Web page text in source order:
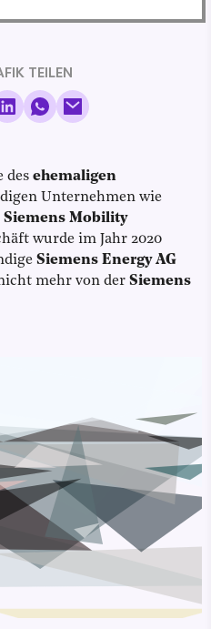
TEILEN
des ehemaligen
Unternehmen wie
Siemens Mobility
wurde im Jahr 2020
Siemens Energy AG
mehr von der Siemens